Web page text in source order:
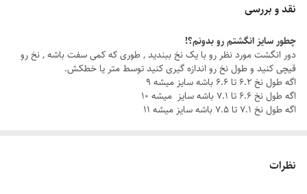
با این ست مردانه شیک ، چه تو یه جلسه کاری باشی، چه تو یه قرار دوستانه،
همیشه یه قدم از بقیه جلوتری.
چرا این ست خاصه؟
نقد و بررسی
چطور سایز انگشتم رو بدونم؟!
دور انگشت مورد نظر رو با یک نخ ببندید , طوری که کمی سفت باشه , نخ رو
قیچی کنید و طول نخ رو اندازه گیری کنید توسط متر یا خطکش.
اگه طول نخ ۶.۲ تا ۶.۶ باشه سایز میشه ۹
اگه طول نخ ۶.۶ تا ۷.۱ باشه سایز میشه ۱۰
اگه طول نخ ۷.۱ تا ۷.۵ باشه سایز میشه ۱۱
نظرات